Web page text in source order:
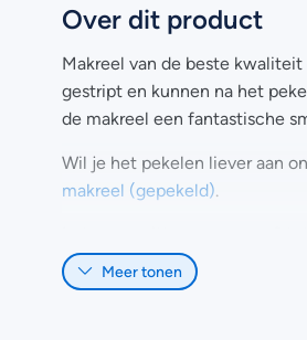
Over dit product
Makreel van de beste
gestript en kunnen na het
de makreel een fantastische
Wil je het pekelen liever aan
makreel (gepekeld)
enigszins afwijken, omdat het
gevacumeerd en worden
Meer tonen